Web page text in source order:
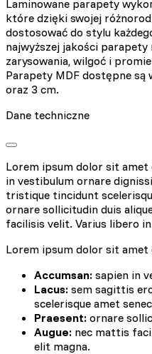
Laminowane parapety
które dzięki swojej
dostosować do stylu
najwyższej jakości
zarysowania, wilgoć i
Parapety MDF dostępne są
oraz 3 cm.
Dane techniczne
Lorem ipsum dolor sit amet
in vestibulum ornare
tristique tincidunt
ornare sollicitudin duis
facilisis velit. Varius libero
Lorem ipsum dolor sit amet
Accumsan: sapien in
Lacus: sem sagittis
scelerisque amet
Praesent: ornare
Augue: nec mattis
elit magna.